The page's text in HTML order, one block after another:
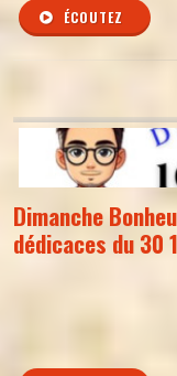
ÉCOUTEZ
Dimanche
dédicaces du 30